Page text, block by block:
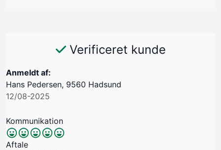
Verificeret kunde
Anmeldt af:
Hans Pedersen, 9560 Hadsund
12/08-2025
Kommunikation
Aftale